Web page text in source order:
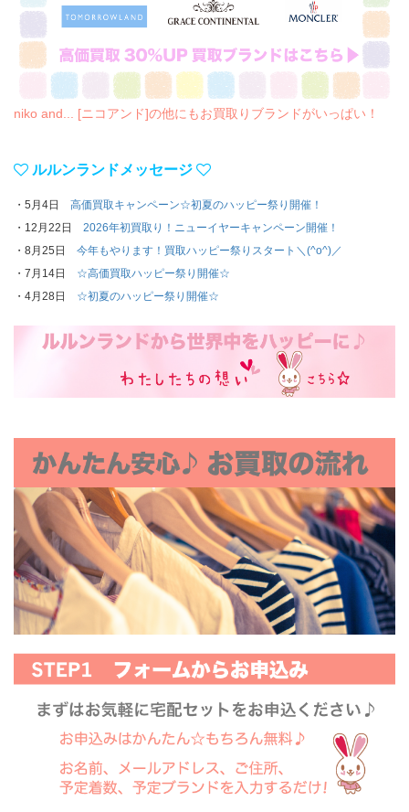
niko and... [ニコアンド]の他にもお買取りブランドがいっぱい！
ルルンランドメッセージ
・5月4日 高価買取キャンペーン☆初夏のハッピー祭り開催！
・12月22日 2026年初買取り！ニューイヤーキャンペーン開催！
・8月25日 今年もやります！買取ハッピー祭りスタート＼(^o^)／
・7月14日 ☆高価買取ハッピー祭り開催☆
・4月28日 ☆初夏のハッピー祭り開催☆